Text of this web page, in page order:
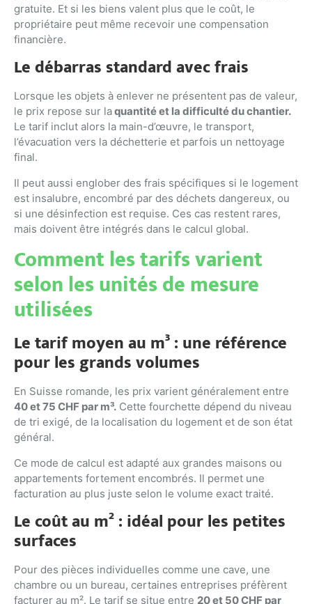
gratuite. Et si les biens valent plus que le coût, le
propriétaire peut même recevoir une compensation
financière.
Le débarras standard avec frais
Lorsque les objets à enlever ne présentent pas de valeur,
le prix repose sur laquantité et la difficulté du chantier.
Le tarif inclut alors la main-d’œuvre, le transport,
l’évacuation vers la déchetterie et parfois un nettoyage
final.
Il peut aussi englober des frais spécifiques si le logement
est insalubre, encombré par des déchets dangereux, ou
si une désinfection est requise. Ces cas restent rares,
mais doivent être intégrés dans le calcul global.
Comment les tarifs varient
selon les unités de mesure
utilisées
Le tarif moyen au m³ : une référence
pour les grands volumes
En Suisse romande, les prix varient généralement entre
40 et 75 CHF par m³. Cette fourchette dépend du niveau
de tri exigé, de la localisation du logement et de son état
général.
Ce mode de calcul est adapté aux grandes maisons ou
appartements fortement encombrés. Il permet une
facturation au plus juste selon le volume exact traité.
Le coût au m² : idéal pour les petites
surfaces
Pour des pièces individuelles comme une cave, une
chambre ou un bureau, certaines entreprises préfèrent
facturer au m². Le tarif se situe entre 20 et 50 CHF par